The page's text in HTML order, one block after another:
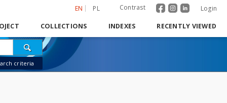
EN PL Contrast Login
COLLECTIONS INDEXES RECENTLY VIEWED
criteria